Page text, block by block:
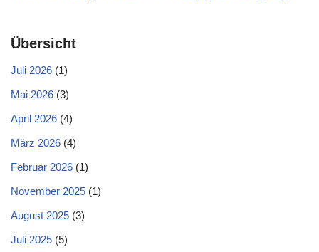
Übersicht
Juli 2026 (1)
Mai 2026 (3)
April 2026 (4)
März 2026 (4)
Februar 2026 (1)
November 2025 (1)
August 2025 (3)
Juli 2025 (5)